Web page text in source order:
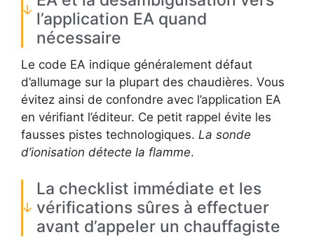
l’application EA quand
nécessaire
Le code EA indique généralement défaut
d’allumage sur la plupart des chaudières. Vous
évitez ainsi de confondre avec l’application EA
en vérifiant l’éditeur. Ce petit rappel évite les
fausses pistes technologiques. La sonde
d’ionisation détecte la flamme.
La checklist immédiate et les
vérifications sûres à effectuer
avant d’appeler un chauffagiste